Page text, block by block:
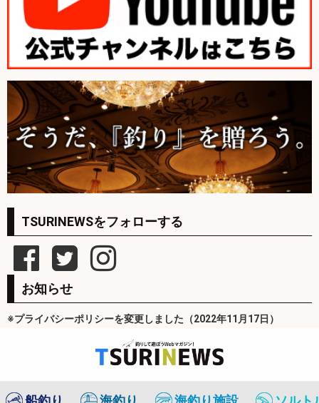
TSURINEWSをフォローする
お知らせ
※プライバシーポリシーを変更しました（2022年11月17日）